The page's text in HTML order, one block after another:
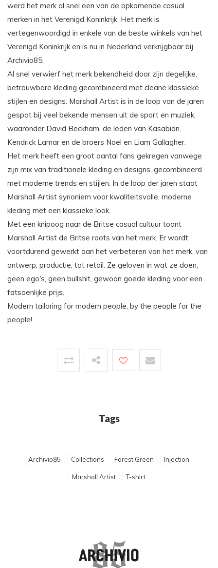
werd het merk al snel een van de opkomende casual
merken in het Verenigd Koninkrijk. Het merk is
vertegenwoordigd in enkele van de beste winkels van het
Verenigd Koninkrijk en is nu in Nederland verkrijgbaar bij
Archivio85.
Al snel verwierf het merk bekendheid door zijn degelijke,
betrouwbare kleding gecombineerd met cleane klassieke
stijlen en designs. Marshall Artist is in de loop van de jaren
gespot bij veel bekende mensen uit de sport en muziek,
waaronder David Beckham, de leden van Kasabian,
Kendrick Lamar en de broers Noel en Liam Gallagher.
Het merk heeft een groot aantal fans gekregen vanwege
zijn mix van traditionele kleding en designs, gecombineerd
met moderne trends en stijlen. In de loop der jaren staat
Marshall Artist synoniem voor kwaliteitsvolle, moderne
kleding met een klassieke look.
Met een knipoog naar de Britse casual cultuur toont
Marshall Artist de Britse roots van het merk. Er wordt
voortdurend gewerkt aan het verbeteren van het merk, van
ontwerp, productie, tot retail. Ze geloven in wat ze doen;
geen ego's, geen bullshit, gewoon goede kleding voor een
fatsoenlijke prijs.
Modern tailoring for modern people, by the people for the
people!
Tags
Archivio85 Collections Forest Green Injection
Marshall Artist T-shirt